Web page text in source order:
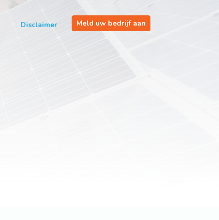
Disclaimer Meld uw bedrijf aan